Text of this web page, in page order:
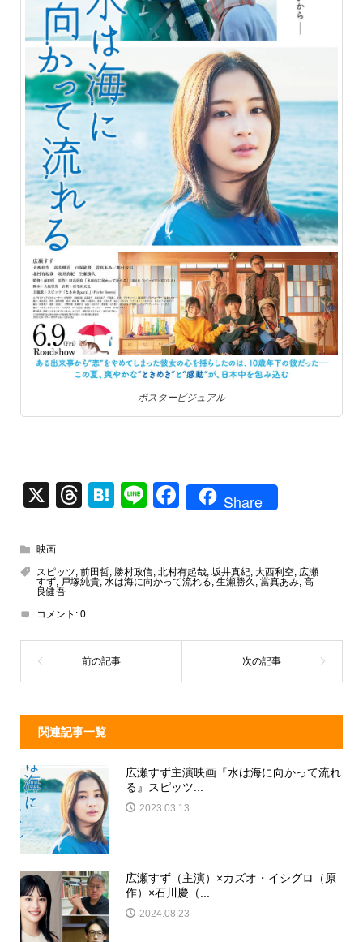
ポスタービジュアル
X
T
a
s
H
n
Li
F
e
o
k
Share
映画
スピッツ, 前田哲, 勝村政信, 北村有起哉, 坂井真紀, 大西利空, 広瀬
すず, 戸塚純貴, 水は海に向かって流れる, 生瀬勝久 , 當真あみ, 高
良健吾
コメント: 0
関連記事一覧
広瀬すず主演映画『水は海に向かって流れ
る』スピッツ...
2023.03.13
広瀬すず（主演）×カズオ・イシグロ（原
作）×石川慶（...
2024.08.23